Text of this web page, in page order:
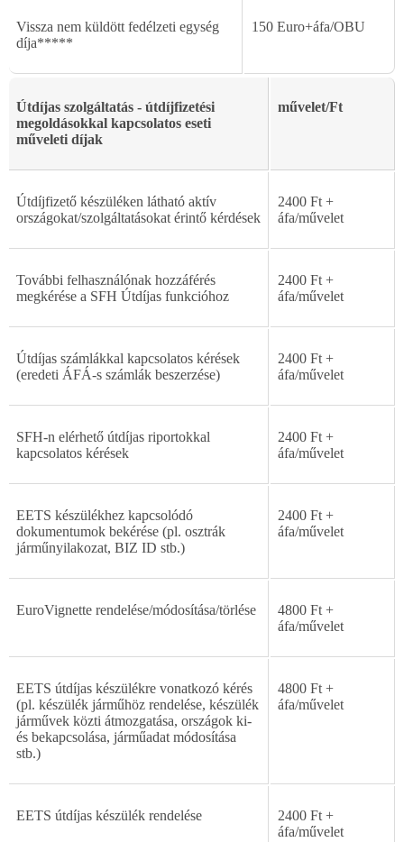
Vissza nem küldött fedélzeti egység
díja*****
150 Euro+áfa/OBU
Útdíjas szolgáltatás - útdíjfizetési
megoldásokkal kapcsolatos eseti
műveleti díjak
művelet/Ft
Útdíjfizető készüléken látható aktív
országokat/szolgáltatásokat érintő kérdések
2400 Ft +
áfa/művelet
További felhasználónak hozzáférés
megkérése a SFH Útdíjas funkcióhoz
2400 Ft +
áfa/művelet
Útdíjas számlákkal kapcsolatos kérések
(eredeti ÁFÁ-s számlák beszerzése)
2400 Ft +
áfa/művelet
SFH-n elérhető útdíjas riportokkal
kapcsolatos kérések
2400 Ft +
áfa/művelet
EETS készülékhez kapcsolódó
dokumentumok bekérése (pl. osztrák
járműnyilakozat, BIZ ID stb.)
2400 Ft +
áfa/művelet
EuroVignette rendelése/módosítása/törlése 4800 Ft +
áfa/művelet
EETS útdíjas készülékre vonatkozó kérés
(pl. készülék járműhöz rendelése, készülék
járművek közti átmozgatása, országok ki-
és bekapcsolása, járműadat módosítása
stb.)
4800 Ft +
áfa/művelet
EETS útdíjas készülék rendelése 2400 Ft +
áfa/művelet